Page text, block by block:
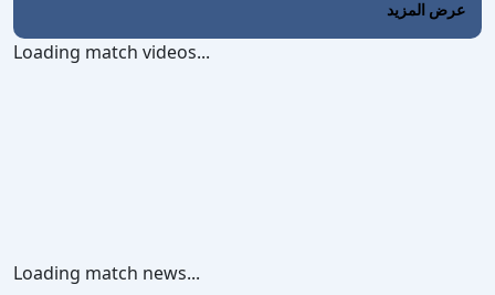
عرض المزيد
Loading match videos...
Loading match news...